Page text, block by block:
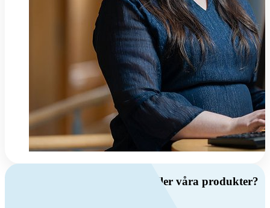
Har du frågor om ventilation eller våra produkter?